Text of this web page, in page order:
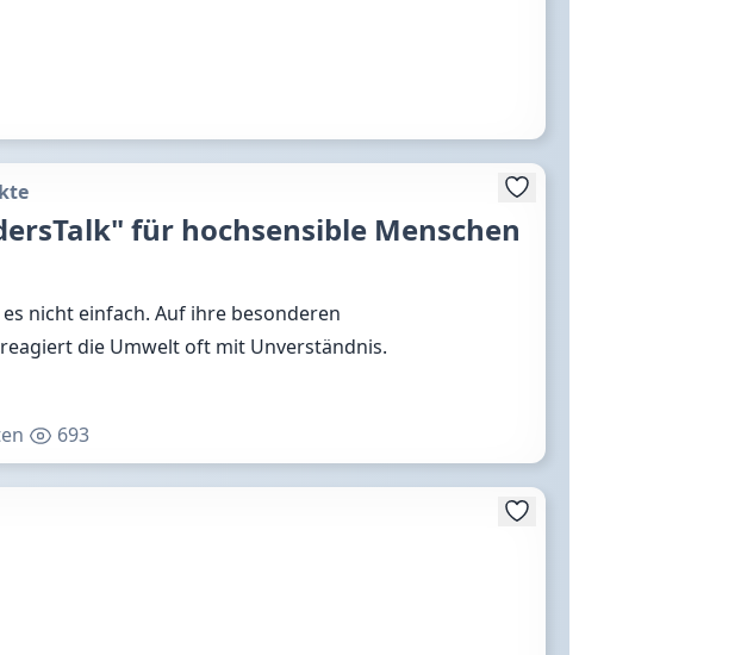
für hochsensible Menschen
nicht einfach. Auf ihre besonderen
die Umwelt oft mit Unverständnis.
693